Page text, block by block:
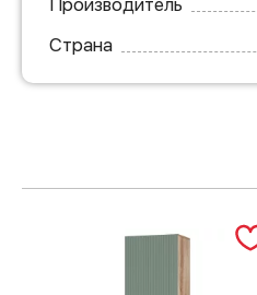
Производитель
Страна